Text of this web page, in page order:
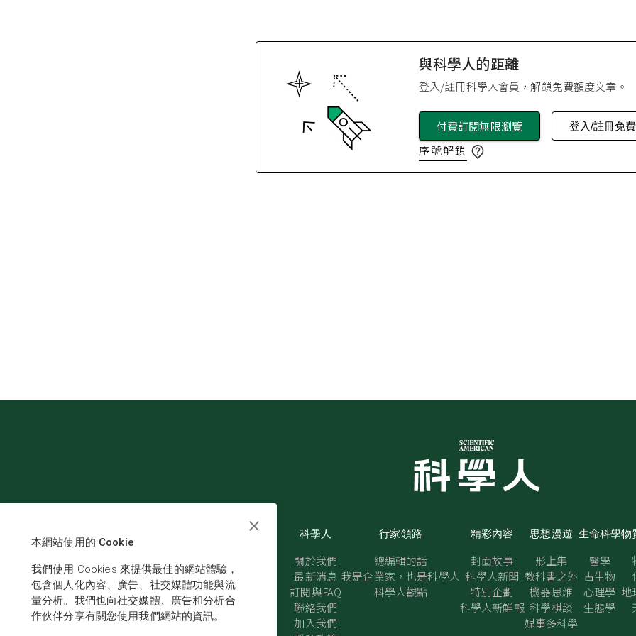
與科學人的距離
登入/註冊科學人會員，解鎖免費額度文章。
付費訂閱無限瀏覽 登入/註冊免
序號解鎖
科學人
關於我們
最新消息
訂閱與FAQ
聯絡我們
加入我們
行家領路
總編輯的話
我是企業家，也是科學人
科學人觀點
精彩內容
封面故事
科學人新聞
特別企劃
科學人新鮮報
思想漫遊
形上集
教科書之外
機器思維
科學棋談
媒事多科學
生命科學
醫學
古生物
心理學
生態學
物
地
本網站使用的 Cookie
我們使用 Cookies 來提供最佳的網站體驗，
包含個人化內容、廣告、社交媒體功能與流
量分析。我們也向社交媒體、廣告和分析合
作伙伴分享有關您使用我們網站的資訊。